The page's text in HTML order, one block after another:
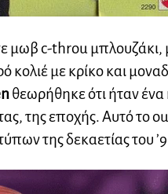
μωβ c-throu μπλουζάκι,
με κρίκο και
θεωρήθηκε ότι ήταν ένα
της εποχής. Αυτό το
της δεκαετίας του